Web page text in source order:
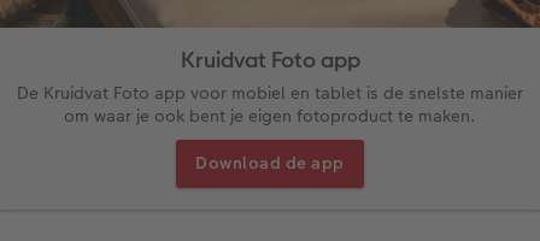
XXL Staand
XXL Liggend
Compact Liggend
Retro prints
Mini retro prints
Square prints
Galerijprint
Foto op forex
Foto op hout
Verjaardagskalenders
Papiersoorten
Fineline wandkalender
Kantoorartikelen
Textiel
Fotomagneten
Kaart met insteekfoto
Trouwkaarten
Babykaarten
Kruidvat Foto app
De Kruidvat Foto app voor mobiel en tablet is de snelste manier
om waar je ook bent je eigen fotoproduct te maken.
Download de app